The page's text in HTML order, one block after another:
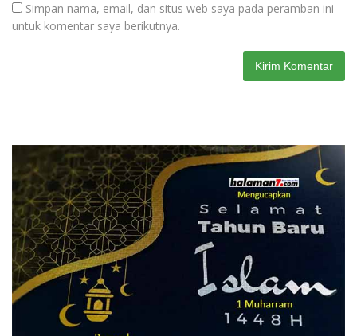
Simpan nama, email, dan situs web saya pada peramban ini
untuk komentar saya berikutnya.